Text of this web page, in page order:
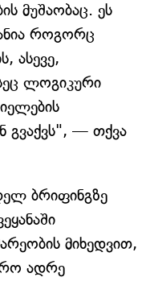
მუშაობაც. ეს
როგორც
ასევე,
ლოგიკური
გვაქვს", — თქვა
ბრიფინგზე
მიხედვით,
ადრე